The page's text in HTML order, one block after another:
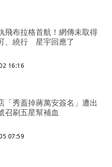
飛布拉格首航！網傳未取得
、繞行 星宇回應了
16:16
「秀蓋掉蔣萬安簽名」遭出
刷五星幫補血
07:59